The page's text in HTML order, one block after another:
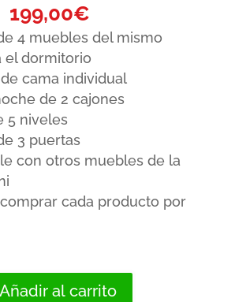
El
precio
original
era:
285,00€.
199,00€El
precio
actual
es:
199,00€.
4 muebles del mismo
el dormitorio
cama individual
de 2 cajones
5 niveles
3 puertas
con otros muebles de la
cada producto por
Añadir al carrito